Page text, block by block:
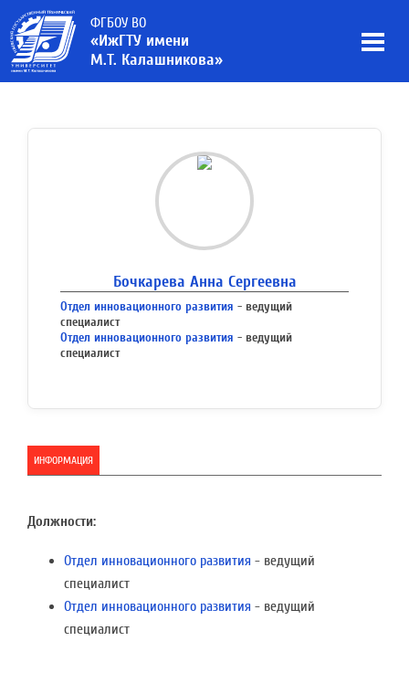
ФГБОУ ВО
«ИжГТУ имени
М.Т. Калашникова»
Бочкарева Анна Сергеевна
Отдел инновационного развития - ведущий
специалист
Отдел инновационного развития - ведущий
специалист
ИНФОРМАЦИЯ
Должности:
Отдел инновационного развития - ведущий
специалист
Отдел инновационного развития - ведущий
специалист